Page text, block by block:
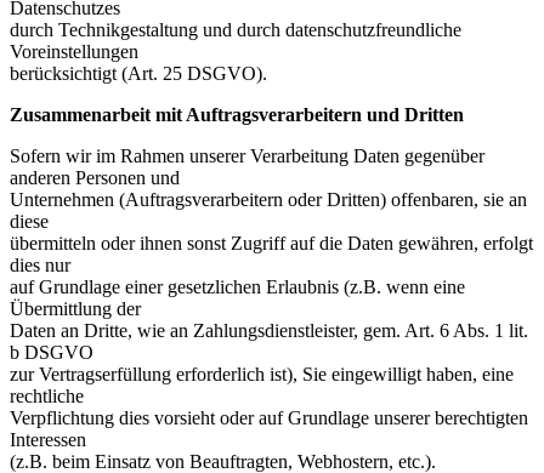
Datenschutzes
durch Technikgestaltung und durch datenschutzfreundliche
Voreinstellungen
berücksichtigt (Art. 25 DSGVO).
Zusammenarbeit mit Auftragsverarbeitern und Dritten
Sofern wir im Rahmen unserer Verarbeitung Daten gegenüber
anderen Personen und
Unternehmen (Auftragsverarbeitern oder Dritten) offenbaren, sie an
diese
übermitteln oder ihnen sonst Zugriff auf die Daten gewähren, erfolgt
dies nur
auf Grundlage einer gesetzlichen Erlaubnis (z.B. wenn eine
Übermittlung der
Daten an Dritte, wie an Zahlungsdienstleister, gem. Art. 6 Abs. 1 lit.
b DSGVO
zur Vertragserfüllung erforderlich ist), Sie eingewilligt haben, eine
rechtliche
Verpflichtung dies vorsieht oder auf Grundlage unserer berechtigten
Interessen
(z.B. beim Einsatz von Beauftragten, Webhostern, etc.).